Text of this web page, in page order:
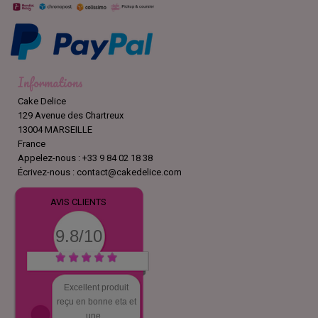
Informations
Cake Delice
129 Avenue des Chartreux
13004 MARSEILLE
France
Appelez-nous : +33 9 84 02 18 38
Écrivez-nous : contact@cakedelice.com
AVIS CLIENTS
9.8/10
Excellent produit
reçu en bonne eta et
une...